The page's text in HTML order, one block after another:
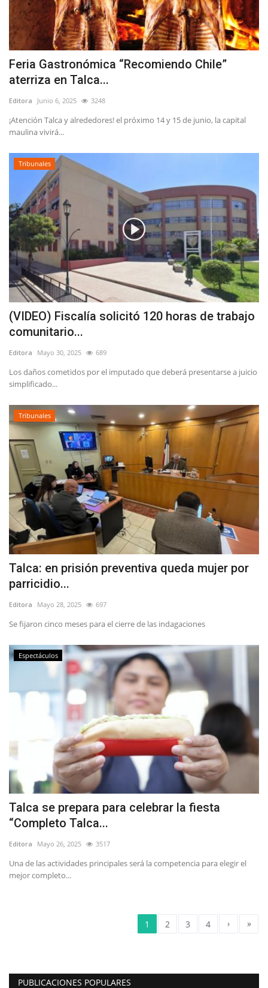
Feria Gastronómica “Recomiendo Chile”
aterriza en Talca...
Editora Junio 6, 2025 3248
¡Atención Talca y alrededores! el próximo 14 y 15 de junio, la capital
maulina vivirá...
Tribunales
(VIDEO) Fiscalía solicitó 120 horas de trabajo
comunitario...
Editora Mayo 30, 2025 689
Los daños cometidos por el imputado que deberá presentarse a juicio
simplificado...
Tribunales
Talca: en prisión preventiva queda mujer por
parricidio...
Editora Mayo 28, 2025 697
Se fijaron cinco meses para el cierre de las indagaciones
Espectáculos
Talca se prepara para celebrar la fiesta
“Completo Talca...
Editora Mayo 26, 2025 3517
Una de las actividades principales será la competencia para elegir el
mejor completo...
1 2 3 4 › »
PUBLICACIONES POPULARES